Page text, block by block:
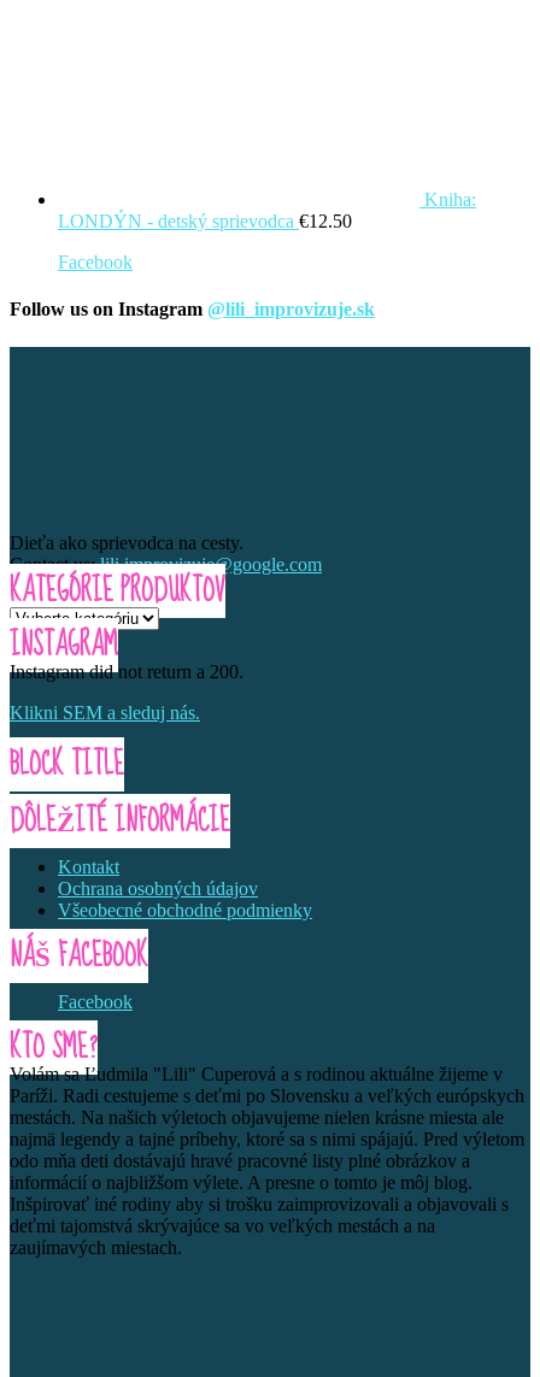
Kniha:
LONDÝN - detský sprievodca €12.50
Facebook
Follow us on Instagram @lili_improvizuje.sk
Dieťa ako sprievodca na cesty.
Contact us:lili.improvizuje@google.com
KATEGÓRIE PRODUKTOV
INSTAGRAM
Instagram did not return a 200.
Klikni SEM a sleduj nás.
BLOCK TITLE
DÔLEŽITÉ INFORMÁCIE
Kontakt
Ochrana osobných údajov
Všeobecné obchodné podmienky
NÁŠ FACEBOOK
Facebook
KTO SME?
Volám sa Ľudmila "Lili" Cuperová a s rodinou aktuálne žijeme v
Paríži. Radi cestujeme s deťmi po Slovensku a veľkých európskych
mestách. Na našich výletoch objavujeme nielen krásne miesta ale
najmä legendy a tajné príbehy, ktoré sa s nimi spájajú. Pred výletom
odo mňa deti dostávajú hravé pracovné listy plné obrázkov a
informácií o najbližšom výlete. A presne o tomto je môj blog.
Inšpirovať iné rodiny aby si trošku zaimprovizovali a objavovali s
deťmi tajomstvá skrývajúce sa vo veľkých mestách a na
zaujímavých miestach.